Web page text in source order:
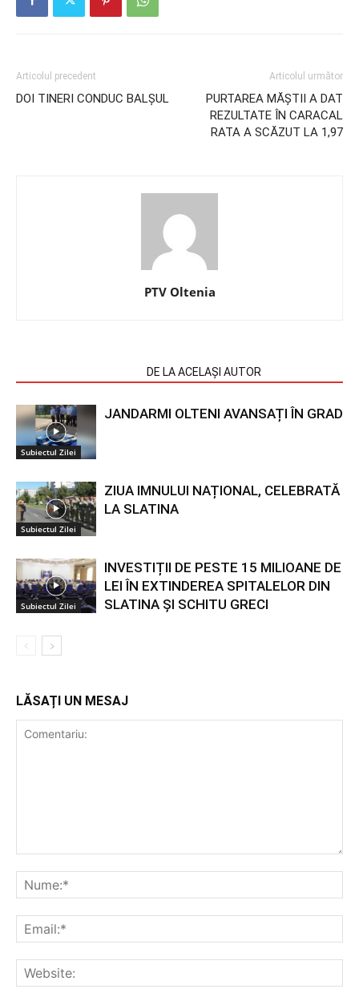
Articolul precedent
DOI TINERI CONDUC BALȘUL
Articolul următor
PURTAREA MĂŞTII A DAT
REZULTATE ÎN CARACAL
RATA A SCĂZUT LA 1,97
PTV Oltenia
DE LA ACELAȘI AUTOR
Subiectul Zilei
JANDARMI OLTENI AVANSAȚI ÎN GRAD
Subiectul Zilei
ZIUA IMNULUI NAȚIONAL, CELEBRATĂ
LA SLATINA
Subiectul Zilei
INVESTIȚII DE PESTE 15 MILIOANE DE
LEI ÎN EXTINDEREA SPITALELOR DIN
SLATINA ȘI SCHITU GRECI
LĂSAȚI UN MESAJ